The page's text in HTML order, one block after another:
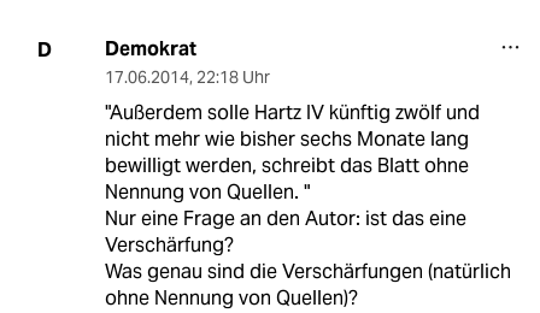
D Demokrat
17.06.2014, 22:18 Uhr
"Außerdem solle Hartz IV künftig zwölf und
nicht mehr wie bisher sechs Monate lang
bewilligt werden, schreibt das Blatt ohne
Nennung von Quellen. "
Nur eine Frage an den Autor: ist das eine
Verschärfung?
Was genau sind die Verschärfungen (natürlich
ohne Nennung von Quellen)?